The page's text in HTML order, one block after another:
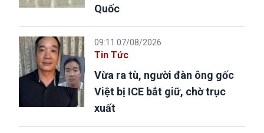
Quốc
09:11 07/08/2026
Tin Tức
Vừa ra tù, người đàn ông gốc
Việt bị ICE bắt giữ, chờ trục
xuất